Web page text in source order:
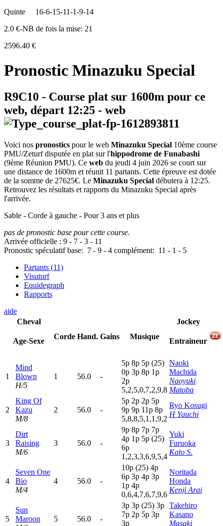
Quinte
16-6-15-11-1-9-14
2.0 €-NB de fois la mise: 21
2596.40 €
Pronostic Minazuku Special
R9C10 - Course plat sur 1600m pour ce
web, départ 12:25 - web
Voici nos pronostics pour le web Minazuku Special 10ème course
PMU/Zeturf disputée en plat sur l'hippodrome de Funabashi
(9ème Réunion PMU). Ce web du jeudi 4 juin 2026 se court sur
une distance de 1600m et réunit 11 partants. Cette épreuve est dotée
de la somme de 27625€. Le Minazuku Special débutera à 12:25.
Retrouvez les résultats et rapports du Minazuku Special après
l'arrivée.
Sable - Corde à gauche - Pour 3 ans et plus
pas de pronostic base pour cette course.
Arrivée officielle : 9 - 7 - 3 - 11
Pronostic spéculatif base: 7 - 9 - 4 complément: 11 - 1 - 5
Partants (11)
Visuturf
Equidegraph
Rapports
aide
Cheval
Age-Sexe
Corde Hand. Gains Musique
Jockey
Entraineur
1
Mind
Blown
H/5
1 56.0 -
5p 8p 5p (25)
0p 3p 8p 1p
2p
5,2,5,0,7,2,9,8
Naoki
Machida
Naoyuki
Matoba
2
King Of
Kazu
M/8
2 56.0 -
5p 2p 2p 5p
9p 9p 11p 8p
5,8,8,5,1,1,9,2
Ryo Kosugi
H Yauchi
3
Dirt
Raising
M/6
3 56.0 -
9p 8p 7p 7p
4p 1p 5p (25)
6p
1,2,3,3,6,9,5,4
Yuki
Furuoka
Kato S.
4
Seven One
Bio
M/4
4 56.0 -
10p (25) 4p
6p 3p 4p 3p
1p 4p
0,6,4,7,6,7,9,6
Noritada
Honda
Kenji Arai
5
Sun
Maroon
5 56.0 -
3p 3p (25) 3p
7p 2p 5p 3p
3p
Takehiro
Kasano
Masaki